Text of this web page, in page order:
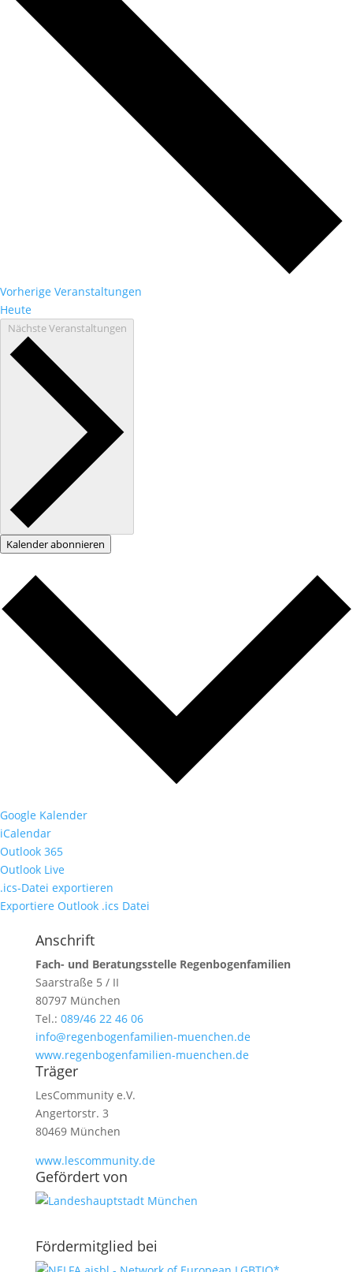
Vorherige Veranstaltungen
Heute
NächsteVeranstaltungen
Kalender abonnieren
Google Kalender
iCalendar
Outlook 365
Outlook Live
.ics-Datei exportieren
Exportiere Outlook .ics Datei
Anschrift
Fach- und Beratungsstelle Regenbogenfamilien
Saarstraße 5 / II
80797 München
Tel.: 089/46 22 46 06
info@regenbogenfamilien-muenchen.de
www.regenbogenfamilien-muenchen.de
Träger
LesCommunity e.V.
Angertorstr. 3
80469 München
www.lescommunity.de
Geför­dert von
Förder­­mit­glied bei